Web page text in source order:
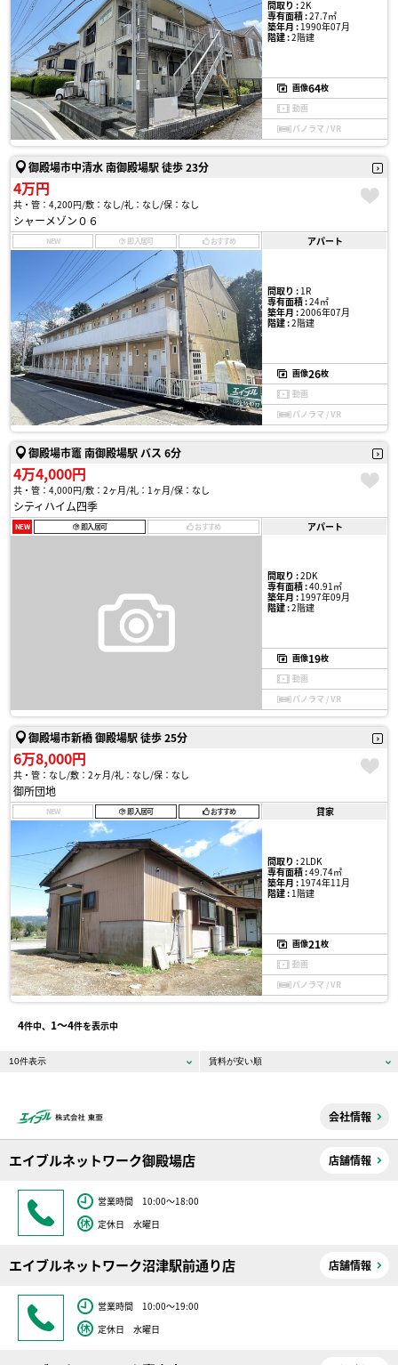
間取り :2K
専有面積 :27.7㎡
築年月 :1990年07月
階建 :2階建
画像64枚
動画
パノラマ / VR
御殿場市中清水 南御殿場駅 徒歩 23分
4万円
共・管：4,200円 敷：なし 礼：なし 保：なし
シャーメゾン０６
NEW 即入居可 おすすめ アパート
間取り :1R
専有面積 :24㎡
築年月 :2006年07月
階建 :2階建
画像26枚
動画
パノラマ / VR
御殿場市竈 南御殿場駅 バス 6分
4万4,000円
共・管：4,000円 敷：2ヶ月 礼：1ヶ月 保：なし
シティハイム四季
NEW 即入居可 おすすめ アパート
間取り :2DK
専有面積 :40.91㎡
築年月 :1997年09月
階建 :2階建
画像19枚
動画
パノラマ / VR
御殿場市新橋 御殿場駅 徒歩 25分
6万8,000円
共・管：なし 敷：2ヶ月 礼：なし 保：なし
御所団地
NEW 即入居可 おすすめ 貸家
間取り :2LDK
専有面積 :49.74㎡
築年月 :1974年11月
階建 :1階建
画像21枚
動画
パノラマ / VR
4件中、 1〜4件を表示中
会社情報
エイブルネットワーク御殿場店 店舗情報
営業時間 10:00～18:00
定休日 水曜日
エイブルネットワーク沼津駅前通り店 店舗情報
営業時間 10:00～19:00
定休日 水曜日